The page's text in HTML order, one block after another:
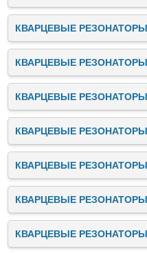
КВАРЦЕВЫЕ РЕЗОНАТОРЫ
КВАРЦЕВЫЕ
КВАРЦЕВЫЕ РЕЗОНАТОРЫ
КВАРЦЕВЫЕ
КВАРЦЕВЫЕ РЕЗОНАТОРЫ
КВАРЦЕВЫЕ
КВАРЦЕВЫЕ РЕЗОНАТОРЫ